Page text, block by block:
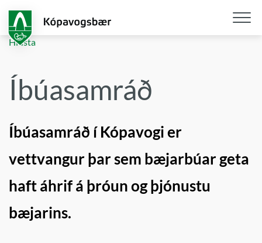
aðalefni
Hlusta
Íbúasamráð
Íbúasamráð í Kópavogi er
vettvangur þar sem bæjarbúar geta
haft áhrif á þróun og þjónustu
bæjarins.
Opna